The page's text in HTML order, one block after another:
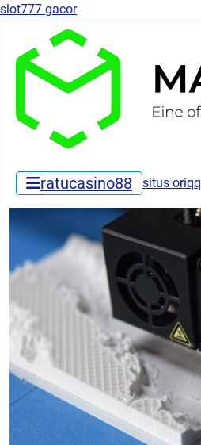
slot777 gacor
ratucasino88 situs oriqq